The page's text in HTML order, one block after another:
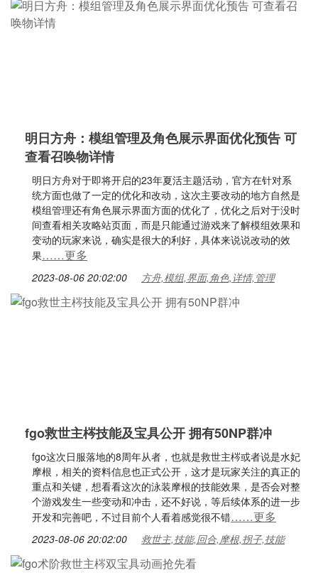
明日方舟：模组管理及角色展示界面优化预告 可
查看召唤物详情
明日方舟对于即将开启的23年夏活主题活动，官方在针对系
统方面也做了一定的优化和改动，这次主要改动的地方自然是
模组管理还有角色展示界面方面的优化了，优化之后对于没时
间查看相关攻略站页面，而是只能通过游戏来了解模组效果和
变动的玩家来说，确实是很大的利好，具体来说说改动的效
果……更多
2023-08-06 20:02:00 方舟,模组,界面,角色,详情,管理
fgo救世主梣技能及宝具公开 拥有50NP群冲
fgo这次日服落地的8周年从者，也就是救世主梣或者说是水妃
摩根，相关的资料信息也正式公开，这才是玩家关注的真正的
重点和关键，想看看这次的泳装摩根的技能效果，是否会对整
个游戏发生一些变动和冲击，还不好说，等后续体系的进一步
开发和完善吧，不过目前个人看着感觉很不错……更多
2023-08-06 20:02:00 救世主,技能,回合,摩根,拐子,技能